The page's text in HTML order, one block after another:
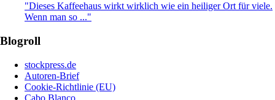
"Dieses Kaffeehaus wirkt wirklich wie ein heiliger Ort für viele.
Wenn man so ..."
Blogroll
stockpress.de
Autoren-Brief
Cookie-Richtlinie (EU)
Cabo Blanco